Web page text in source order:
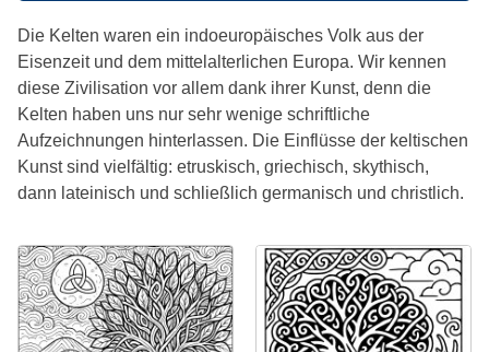
Die Kelten waren ein indoeuropäisches Volk aus der
Eisenzeit und dem mittelalterlichen Europa. Wir kennen
diese Zivilisation vor allem dank ihrer Kunst, denn die
Kelten haben uns nur sehr wenige schriftliche
Aufzeichnungen hinterlassen. Die Einflüsse der keltischen
Kunst sind vielfältig: etruskisch, griechisch, skythisch,
dann lateinisch und schließlich germanisch und christlich.